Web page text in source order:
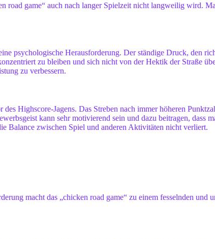
road game“ auch nach langer Spielzeit nicht langweilig wird.
psychologische Herausforderung. Der ständige Druck, den
zu bleiben und sich nicht von der Hektik der Straße
zu verbessern.
Highscore-Jagens. Das Streben nach immer höheren
kann sehr motivierend sein und dazu beitragen, dass
Balance zwischen Spiel und anderen Aktivitäten nicht verliert.
macht das „chicken road game“ zu einem fesselnden und